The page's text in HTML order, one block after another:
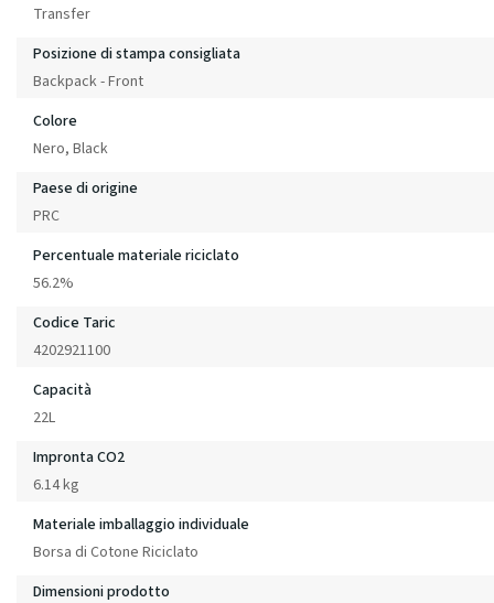
Transfer
Posizione di stampa consigliata
Backpack - Front
Colore
Nero, Black
Paese di origine
PRC
Percentuale materiale riciclato
56.2%
Codice Taric
4202921100
Capacità
22L
Impronta CO2
6.14 kg
Materiale imballaggio individuale
Borsa di Cotone Riciclato
Dimensioni prodotto